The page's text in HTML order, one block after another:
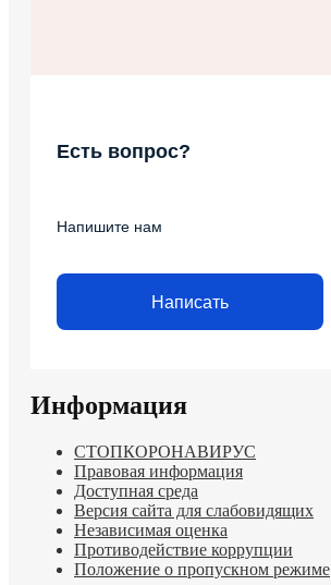
Есть вопрос?
Напишите нам
Написать
Информация
СТОПКОРОНАВИРУС
Правовая информация
Доступная среда
Версия сайта для слабовидящих
Независимая оценка
Противодействие коррупции
Положение о пропускном режиме